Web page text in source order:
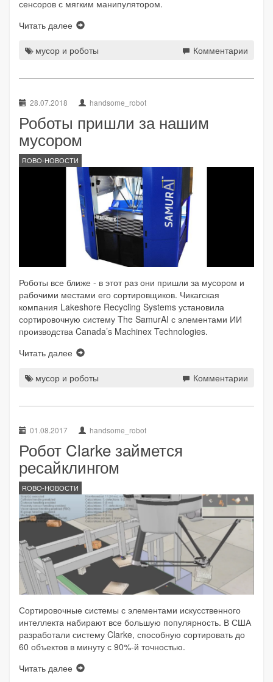
сенсоров с мягким манипулятором.
Читать далее
мусор и роботы Комментарии
28.07.2018 handsome_robot
Роботы пришли за нашим
мусором
ROBO-НОВОСТИ
Роботы все ближе - в этот раз они пришли за мусором и
рабочими местами его сортировщиков. Чикагская
компания Lakeshore Recycling Systems установила
сортировочную систему The SamurAI с элементами ИИ
производства Canada’s Machinex Technologies.
Читать далее
мусор и роботы Комментарии
01.08.2017 handsome_robot
Робот Clarke займется
ресайклингом
ROBO-НОВОСТИ
Сортировочные системы с элементами искусственного
интеллекта набирают все большую популярность. В США
разработали систему Clarke, способную сортировать до
60 объектов в минуту с 90%-й точностью.
Читать далее